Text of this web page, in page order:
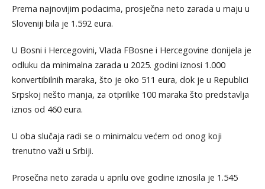
Prema najnovijim podacima, prosječna neto zarada u maju u
Sloveniji bila je 1.592 eura.
U Bosni i Hercegovini, Vlada FBosne i Hercegovine donijela je
odluku da minimalna zarada u 2025. godini iznosi 1.000
konvertibilnih maraka, što je oko 511 eura, dok je u Republici
Srpskoj nešto manja, za otprilike 100 maraka što predstavlja
iznos od 460 eura.
U oba slučaja radi se o minimalcu većem od onog koji
trenutno važi u Srbiji.
Prosečna neto zarada u aprilu ove godine iznosila je 1.545